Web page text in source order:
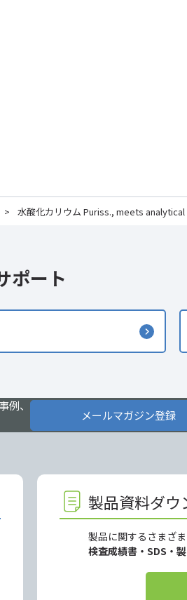
> 水酸化カリウム Puriss., meets
ポート
、
メールマガジン登録
製品資料ダウ
製品に関するさまざ
検査成績書・SDS・